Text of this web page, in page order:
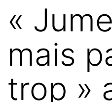
«
mais
trop »